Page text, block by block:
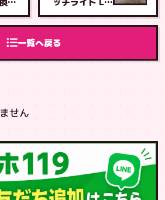
一覧へ戻る
ナログスティッ
ク交換修正修理
せん